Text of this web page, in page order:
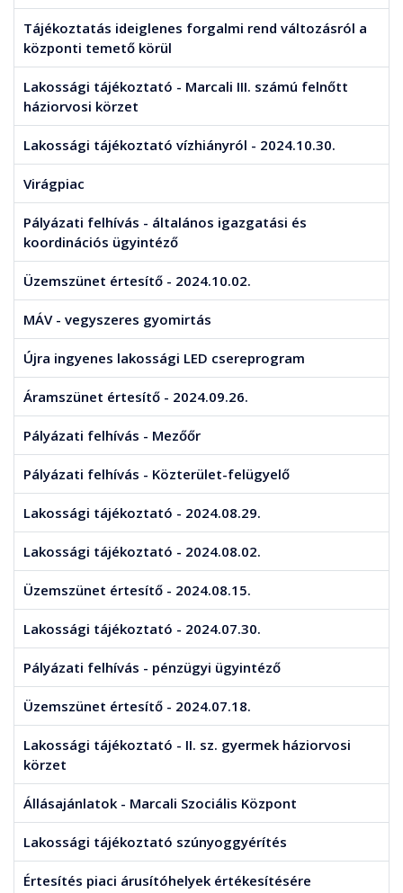
Tájékoztatás ideiglenes forgalmi rend változásról a
központi temető körül
Lakossági tájékoztató - Marcali III. számú felnőtt
háziorvosi körzet
Lakossági tájékoztató vízhiányról - 2024.10.30.
Virágpiac
Pályázati felhívás - általános igazgatási és
koordinációs ügyintéző
Üzemszünet értesítő - 2024.10.02.
MÁV - vegyszeres gyomirtás
Újra ingyenes lakossági LED csereprogram
Áramszünet értesítő - 2024.09.26.
Pályázati felhívás - Mezőőr
Pályázati felhívás - Közterület-felügyelő
Lakossági tájékoztató - 2024.08.29.
Lakossági tájékoztató - 2024.08.02.
Üzemszünet értesítő - 2024.08.15.
Lakossági tájékoztató - 2024.07.30.
Pályázati felhívás - pénzügyi ügyintéző
Üzemszünet értesítő - 2024.07.18.
Lakossági tájékoztató - II. sz. gyermek háziorvosi
körzet
Állásajánlatok - Marcali Szociális Központ
Lakossági tájékoztató szúnyoggyérítés
Értesítés piaci árusítóhelyek értékesítésére